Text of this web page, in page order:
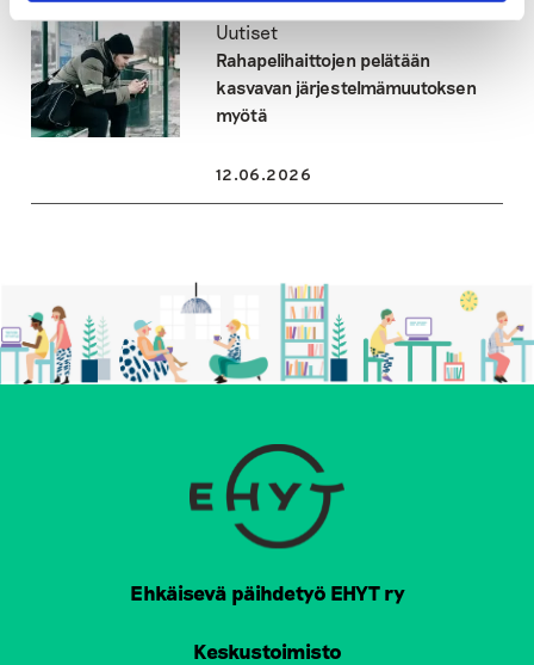
Uutiset
Rahapelihaittojen pelätään
kasvavan järjestelmämuutoksen
myötä
12.06.2026
Ehkäisevä päihdetyö EHYT ry
Keskustoimisto